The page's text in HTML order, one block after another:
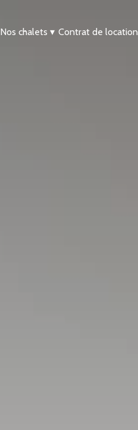
Nos chalets ▾ Contrat de location